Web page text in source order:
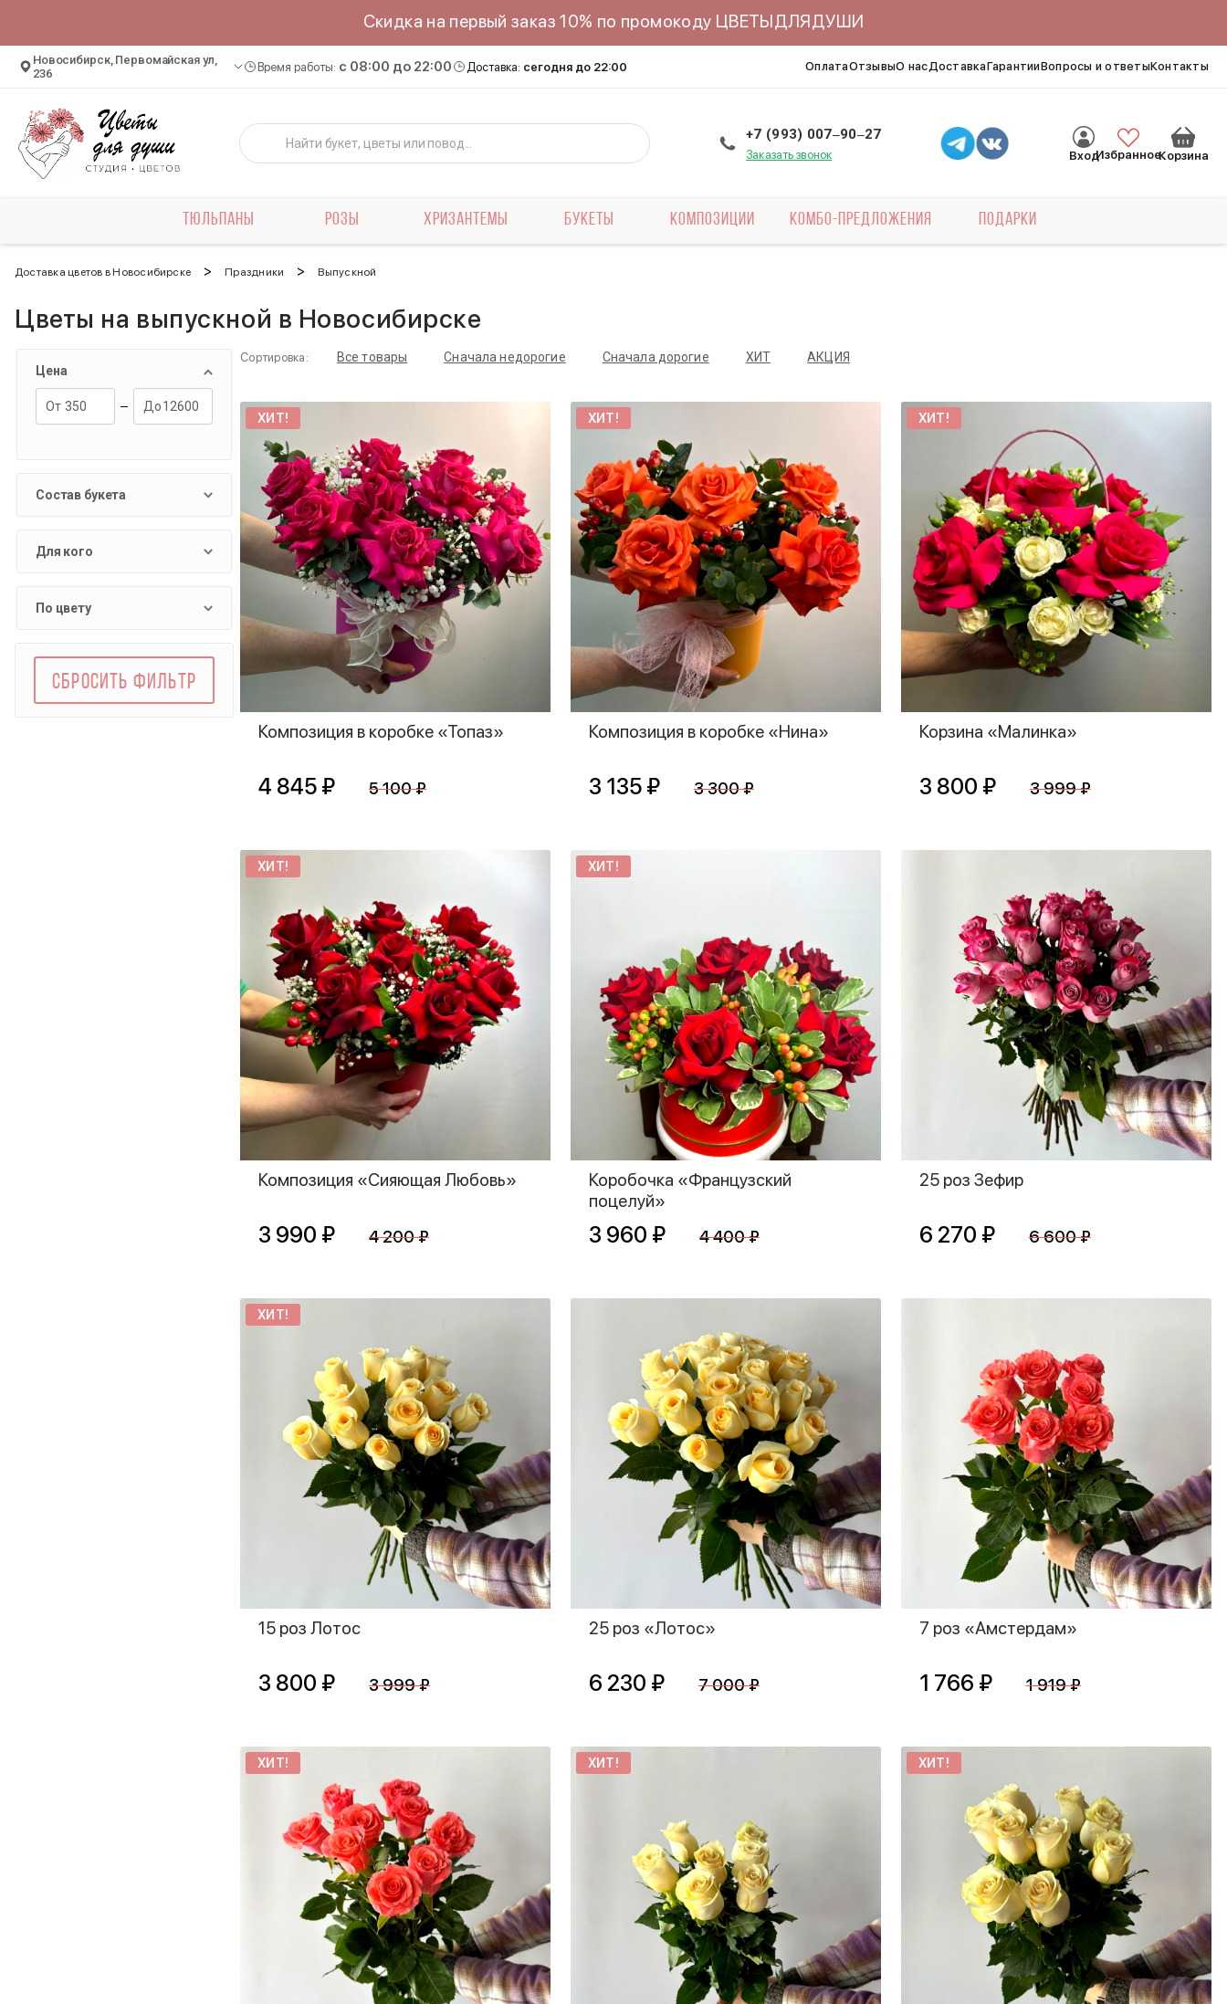
Скидка на первый заказ 10% по промокоду ЦВЕТЫДЛЯДУШИ
Новосибирск, Первомайская ул,
236
Время работы: c 08:00 до 22:00 Доставка: сегодня до 22:00 ОплатаОтзывыО насДоставкаГарантииВопросы и ответыКонтакты
+7 (993) 007‒90‒27
Заказать звонок ВходИзбранноеКорзина
ТЮЛЬПАНЫ РОЗЫ ХРИЗАНТЕМЫ БУКЕТЫ КОМПОЗИЦИИ КОМБО-ПРЕДЛОЖЕНИЯ ПОДАРКИ
Доставка цветов в Новосибирске > Праздники > Выпускной
Цветы на выпускной в Новосибирске
Цена
Состав букета
Для кого
По цвету
СБРОСИТЬ ФИЛЬТР
Сортировка: Все товары Сначала недорогие Сначала дорогие ХИТ АКЦИЯ
ХИТ!
Композиция в коробке «Топаз»
4 845 ₽ 5 100 ₽
ХИТ!
Композиция в коробке «Нина»
3 135 ₽ 3 300 ₽
ХИТ!
Корзина «Малинка»
3 800 ₽ 3 999 ₽
ХИТ!
Композиция «Сияющая Любовь»
3 990 ₽ 4 200 ₽
ХИТ!
Коробочка «Французский
поцелуй»
3 960 ₽ 4 400 ₽
25 роз Зефир
6 270 ₽ 6 600 ₽
ХИТ!
15 роз Лотос
3 800 ₽ 3 999 ₽
25 роз «Лотос»
6 230 ₽ 7 000 ₽
7 роз «Амстердам»
1 766 ₽ 1 919 ₽
ХИТ! ХИТ! ХИТ!